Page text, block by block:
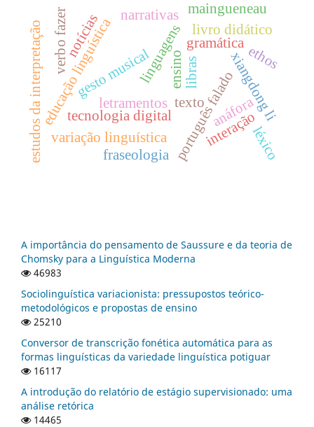
linguagens
letramentos
ensino
tecnologia digital
gramática
português falado
texto
educação linguística xiangdong li
estudos da interpretação
narrativas
interação
verbo fazer
anáfora
variação linguística
livro didático
gesto musical ethos
maingueneau
fraseologia léxico
libras
notícias
A importância do pensamento de Saussure e da teoria de
Chomsky para a Linguística Moderna
46983
Sociolinguística variacionista: pressupostos teórico-
metodológicos e propostas de ensino
25210
Conversor de transcrição fonética automática para as
formas linguísticas da variedade linguística potiguar
16117
A introdução do relatório de estágio supervisionado: uma
análise retórica
14465